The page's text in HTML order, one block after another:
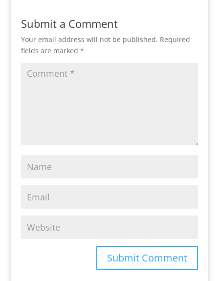
Submit a Comment
Your email address will not be published. Required
fields are marked *